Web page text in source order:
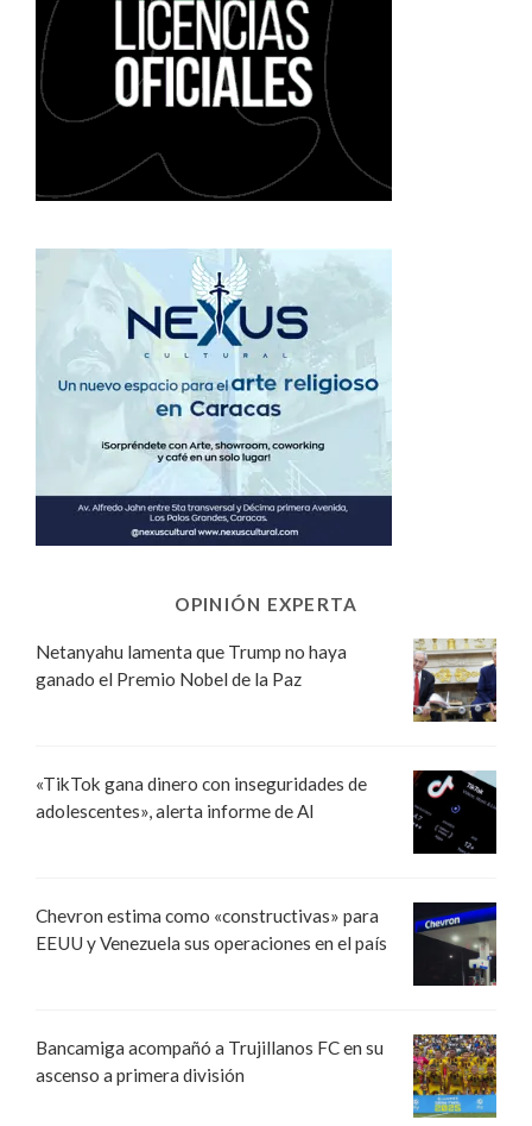
OPINIÓN EXPERTA
Netanyahu lamenta que Trump no haya
ganado el Premio Nobel de la Paz
«TikTok gana dinero con inseguridades de
adolescentes», alerta informe de AI
Chevron estima como «constructivas» para
EEUU y Venezuela sus operaciones en el país
Bancamiga acompañó a Trujillanos FC en su
ascenso a primera división